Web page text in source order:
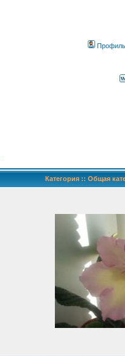
Профиль
Категория :: Общая